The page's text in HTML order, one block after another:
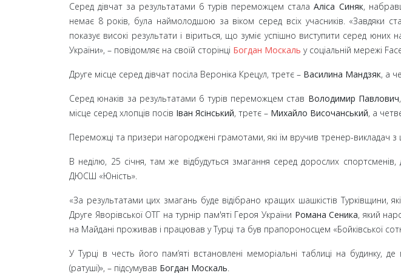
Серед дівчат за результатами 6 турів переможцем сталаАліса Синяк,
немає 8 років, була наймолодшою за віком серед всіх учасників. «Завдяки
показує високі результати і віриться, що зуміє успішно виступити серед юних
України», – повідомляє на своїй сторінці Богдан Москаль у соціальній мережі
Друге місце серед дівчат посіла Вероніка Крецул, третє – Василина Мандзяк, а
Серед юнаків за результатами 6 турів переможцем став Володимир Павлович
місце серед хлопців посів Іван Ясінський, третє – Михайло Височанський, а
Переможці та призери нагороджені грамотами, які їм вручив тренер-викладач
В неділю, 25 січня, там же відбудуться змагання серед дорослих
ДЮСШ «Юність».
«За результатами цих змагань буде відібрано кращих шашкістів Турківщини,
Друге Яворівської ОТГ на турнір пам'яті Героя України Романа Сеника, який
на Майдані проживав і працював у Турці та був прапороносцем «Бойківської
У Турці в честь його пам’яті встановлені меморіальні таблиці на будинку,
(ратуші)», – підсумував Богдан Москаль.